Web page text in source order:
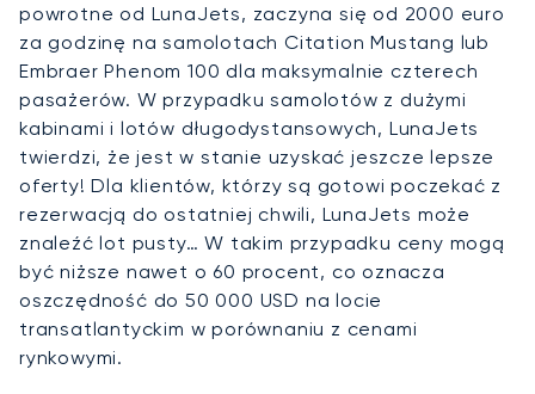
powrotne od LunaJets, zaczyna się od 2000 euro
za godzinę na samolotach Citation Mustang lub
Embraer Phenom 100 dla maksymalnie czterech
pasażerów. W przypadku samolotów z dużymi
kabinami i lotów długodystansowych, LunaJets
twierdzi, że jest w stanie uzyskać jeszcze lepsze
oferty! Dla klientów, którzy są gotowi poczekać z
rezerwacją do ostatniej chwili, LunaJets może
znaleźć lot pusty… W takim przypadku ceny mogą
być niższe nawet o 60 procent, co oznacza
oszczędność do 50 000 USD na locie
transatlantyckim w porównaniu z cenami
rynkowymi.